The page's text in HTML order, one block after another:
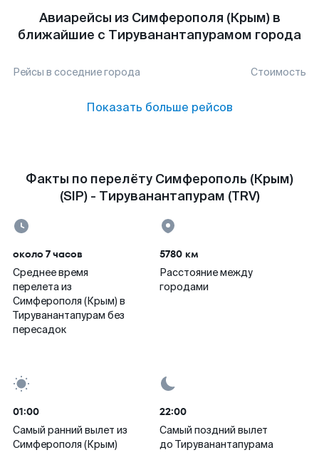
Авиарейсы из Симферополя (Крым) в
ближайшие с Тируванантапурамом города
Рейсы в соседние города Стоимость
Показать больше рейсов
Факты по перелёту Симферополь (Крым)
(SIP) - Тируванантапурам (TRV)
около 7 часов
Среднее время
перелета из
Симферополя (Крым) в
Тируванантапурам без
пересадок
5780 км
Расстояние между
городами
01:00
Самый ранний вылет из
Симферополя (Крым)
22:00
Самый поздний вылет
до Тируванантапурама